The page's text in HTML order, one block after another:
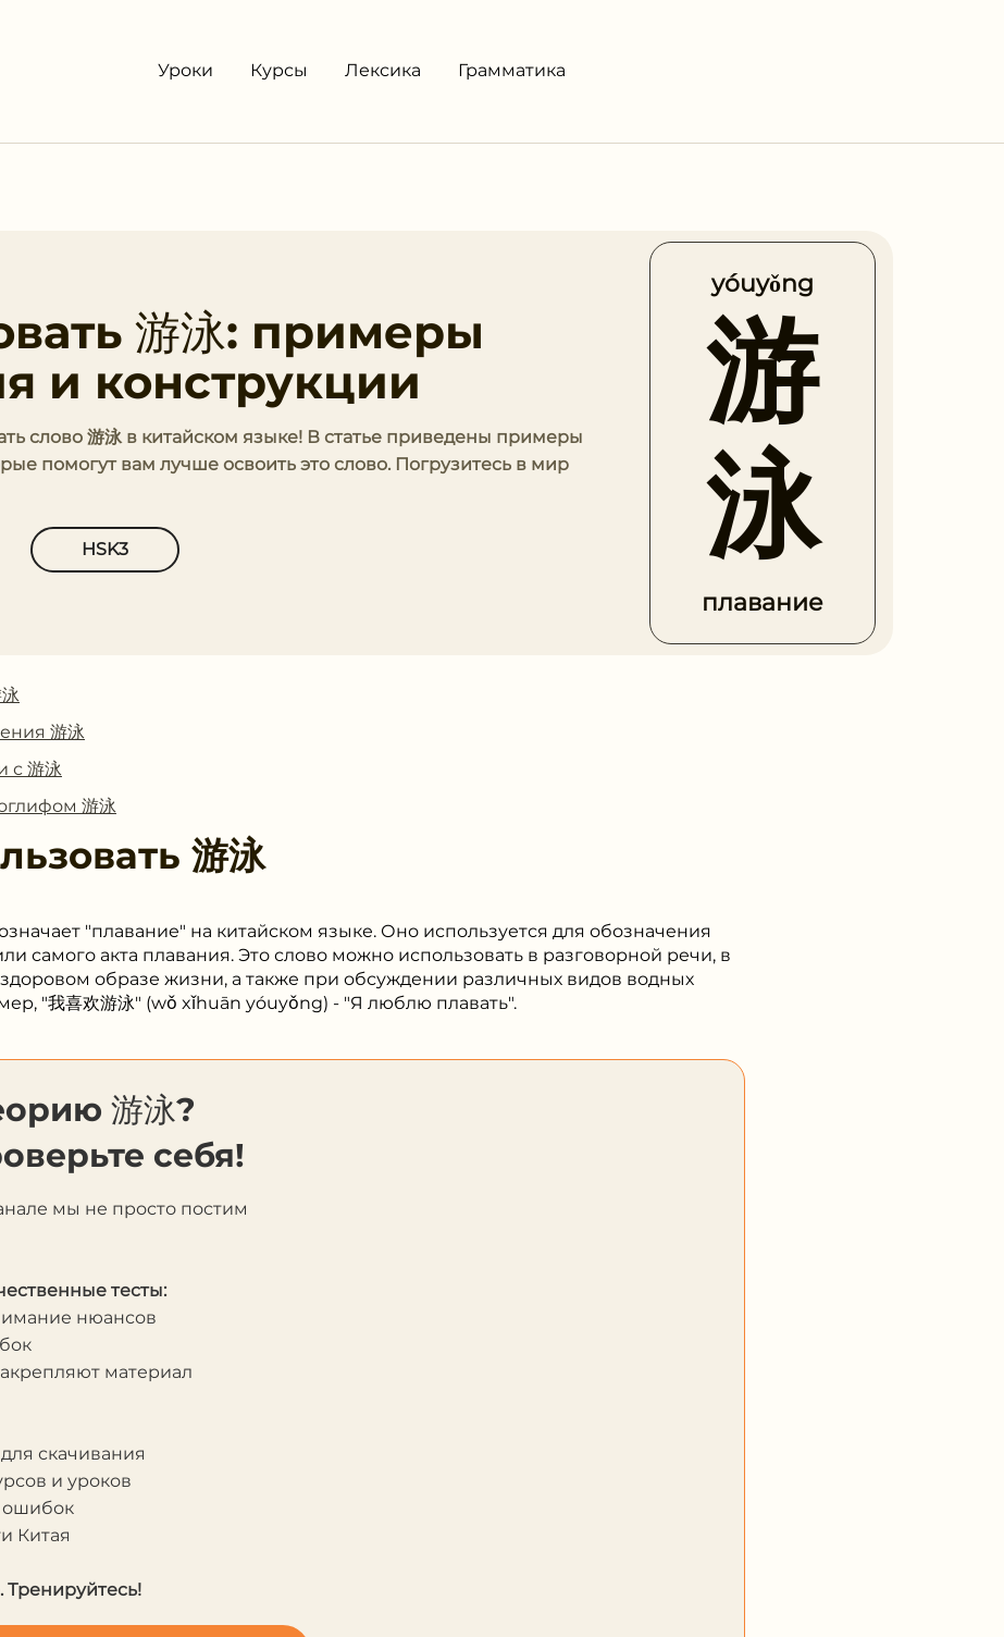
Уроки Курсы Лексика Грамматика
游泳: примеры
и конструкции
слово 游泳 в китайском языке! В статье приведены примеры
помогут вам лучше освоить это слово. Погрузитесь в мир
HSK3
yóuyǒng
游
泳
плавание
游泳
с 游泳
游泳
游泳
"плавание" на китайском языке. Оно используется для обозначения
самого акта плавания. Это слово можно использовать в разговорной речи, в
здоровом образе жизни, а также при обсуждении различных видов водных
"我喜欢游泳" (wǒ xǐhuān yóuyǒng) - "Я люблю плавать".
游泳?
себя!
мы не просто постим
тесты:
нюансов
материал
скачивания
и уроков
ошибок
Китая
Тренируйтесь!